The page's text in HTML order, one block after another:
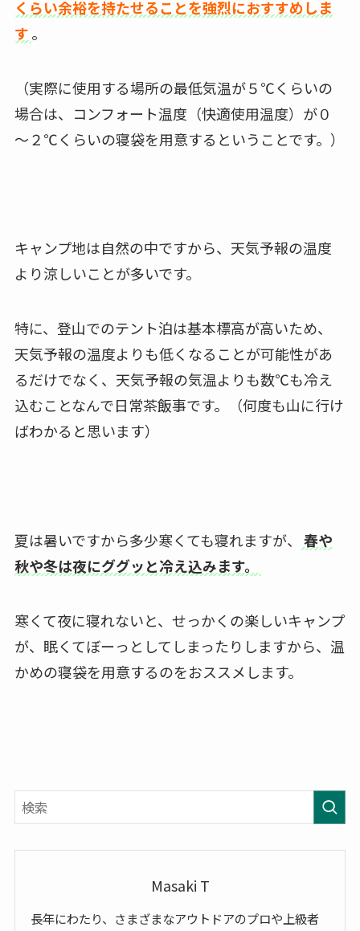
くらい余裕を持たせることを強烈におすすめしま
す。
（実際に使用する場所の最低気温が５℃くらいの
場合は、コンフォート温度（快適使用温度）が０
～２℃くらいの寝袋を用意するということです。）
キャンプ地は自然の中ですから、天気予報の温度
より涼しいことが多いです。
特に、登山でのテント泊は基本標高が高いため、
天気予報の温度よりも低くなることが可能性があ
るだけでなく、天気予報の気温よりも数℃も冷え
込むことなんで日常茶飯事です。（何度も山に行け
ばわかると思います）
夏は暑いですから多少寒くても寝れますが、
春や
秋や冬は夜にググッと冷え込みます。
寒くて夜に寝れないと、せっかくの楽しいキャンプ
が、眠くてぼーっとしてしまったりしますから、温
かめの寝袋を用意するのをおススメします。
Masaki T
長年にわたり、さまざまなアウトドアのプロや上級者